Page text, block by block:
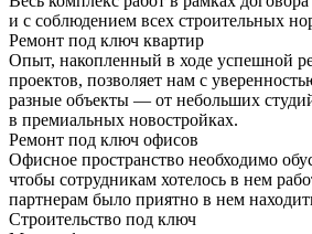
и с соблюдением всех строительных
Ремонт под ключ квартир
Опыт, накопленный в ходе успешной
проектов, позволяет нам с
разные объекты — от небольших
в премиальных новостройках.
Ремонт под ключ офисов
Офисное пространство необходимо
чтобы сотрудникам хотелось в нем
партнерам было приятно в нем
Строительство под ключ